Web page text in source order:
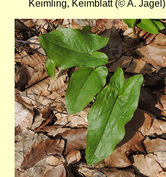
Keimling, Keimblatt (© A. Jagel)
Bild